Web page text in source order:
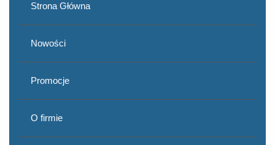
Strona Główna
Nowości
Promocje
O firmie